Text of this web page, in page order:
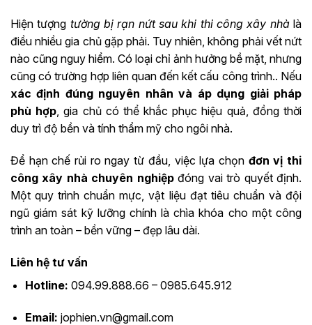
Hiện tượng tường bị rạn nứt sau khi thi công xây nhàlà
điều nhiều gia chủ gặp phải. Tuy nhiên, không phải vết nứt
nào cũng nguy hiểm. Có loại chỉ ảnh hưởng bề mặt, nhưng
cũng có trường hợp liên quan đến kết cấu công trình.. Nếu
xác định đúng nguyên nhân và áp dụng giải pháp
phù hợp, gia chủ có thể khắc phục hiệu quả, đồng thời
duy trì độ bền và tính thẩm mỹ cho ngôi nhà.
Để hạn chế rủi ro ngay từ đầu, việc lựa chọn đơn vị thi
công xây nhà chuyên nghiệpđóng vai trò quyết định.
Một quy trình chuẩn mực, vật liệu đạt tiêu chuẩn và đội
ngũ giám sát kỹ lưỡng chính là chìa khóa cho một công
trình an toàn – bền vững – đẹp lâu dài.
Liên hệ tư vấn
Hotline: 094.99.888.66 – 0985.645.912
Email: jophien.vn@gmail.com